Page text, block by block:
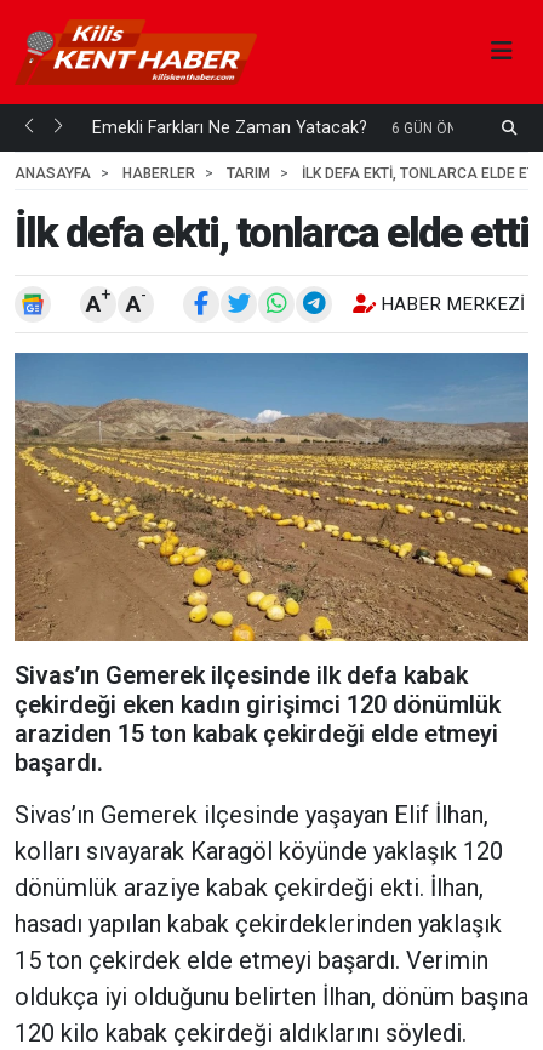
mi... Emekli Farkları Ne Zaman Yatacak? 6 GÜN ÖNCE
ANASAYFA
HABERLER TARIM İLK DEFA EKTI, TONLARCA ELDE
İlk defa ekti, tonlarca elde etti
A+ A- HABER MERKEZI
Sivas’ın Gemerek ilçesinde ilk defa kabak
çekirdeği eken kadın girişimci 120 dönümlük
araziden 15 ton kabak çekirdeği elde etmeyi
başardı.
Sivas’ın Gemerek ilçesinde yaşayan Elif İlhan,
kolları sıvayarak Karagöl köyünde yaklaşık 120
dönümlük araziye kabak çekirdeği ekti. İlhan,
hasadı yapılan kabak çekirdeklerinden yaklaşık
15 ton çekirdek elde etmeyi başardı. Verimin
oldukça iyi olduğunu belirten İlhan, dönüm başına
120 kilo kabak çekirdeği aldıklarını söyledi.